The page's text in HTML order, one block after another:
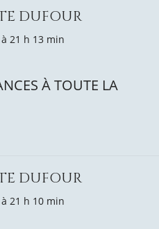
DUFOUR
21 h 13 min
À TOUTE LA
DUFOUR
21 h 10 min